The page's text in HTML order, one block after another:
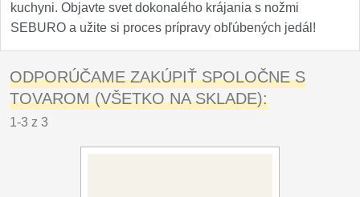
kuchyni. Objavte svet dokonalého krájania s nožmi
SEBURO a užite si proces prípravy obľúbených jedál!
ODPORÚČAME ZAKÚPIŤ SPOLOČNE S
TOVAROM (VŠETKO NA SKLADE):
1-3 z 3